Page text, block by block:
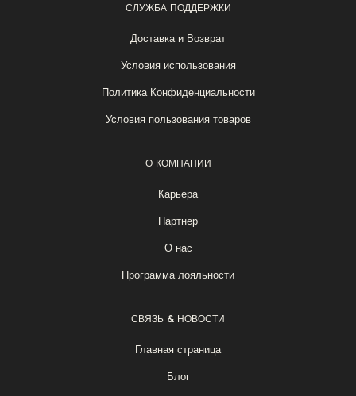
СЛУЖБА ПОДДЕРЖКИ
Доставка и Возврат
Условия использования
Политика Конфиденциальности
Условия пользования товаров
О КОМПАНИИ
Карьера
Партнер
О нас
Программа лояльности
СВЯЗЬ & НОВОСТИ
Главная страница
Блог